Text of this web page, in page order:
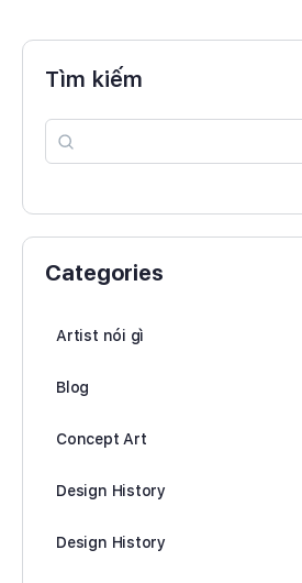
Tìm kiếm
Categories
Artist nói gì
Blog
Concept Art
Design History
Design History